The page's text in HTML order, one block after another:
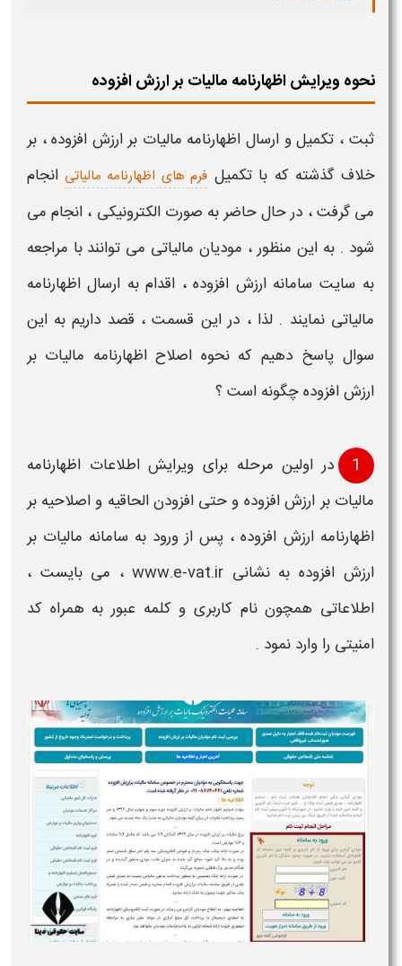
نحوه ویرایش اظهارنامه مالیات بر ارزش افزوده
ثبت ، تکمیل و ارسال اظهارنامه مالیات بر ارزش افزوده، بر
خلاف گذشته که با تکمیل فرم های اظهارنامه مالیاتی انجام
می گرفت ، در حال حاضر به صورت الکترونیکی ، انجام می
شود . به این منظور ، مودیان مالیاتی می توانند با مراجعه
به سایت سامانه ارزش افزوده ، اقدام به ارسال اظهارنامه
مالیاتی نمایند . لذا ، در این قسمت ، قصد داریم به این
سوال پاسخ دهیم که نحوه اصلاح اظهارنامه مالیات بر
ارزش افزودهچگونه است ؟
1 در اولین مرحله برای ویرایش اطلاعات اظهارنامه
مالیات بر ارزش افزوده و حتی افزودن الحاقیه و اصلاحیه بر
اظهارنامه ارزش افزوده ، پس از ورود به سامانه مالیات بر
ارزش افزوده
به نشانی www.e-vat.ir ، می بایست ،
اطلاعاتی همچون نام کاربری و کلمه عبور به همراه کد
امنیتی را وارد نمود .